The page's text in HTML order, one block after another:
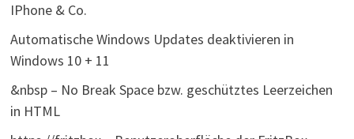
IPhone & Co.
Automatische Windows Updates deaktivieren in
Windows 10 + 11
&nbsp – No Break Space bzw. geschütztes Leerzeichen
in HTML